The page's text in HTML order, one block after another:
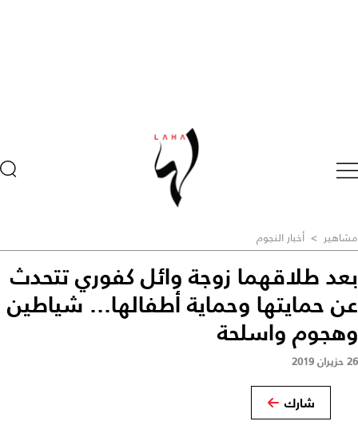
مشاهير > أخبار النجوم
بعد طلاقهما زوجة وائل كفوري تتحدث
عن حمايتها وحماية أطفالها... شياطين
وهجوم واسلحة
26 حزيران 2019
شارك